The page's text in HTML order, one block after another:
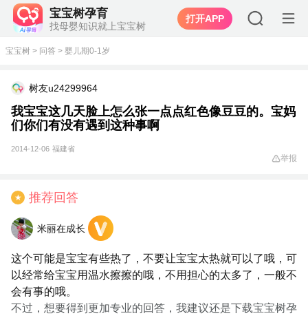
宝宝树孕育
找母婴知识就上宝宝树
打开APP
宝宝树 > 问答 > 婴儿期0-1岁
树友u24299964
我宝宝这几天脸上怎么张一点点红色像豆豆的。宝妈
们你们有没有遇到这种事啊
2014-12-06 福建省
举报
★ 推荐回答
米丽在成长
这个可能是宝宝有些热了，不要让宝宝太热就可以了哦，可
以经常给宝宝用温水擦擦的哦，不用担心的太多了，一般不
会有事的哦。
不过，想要得到更加专业的回答，我建议还是下载宝宝树孕